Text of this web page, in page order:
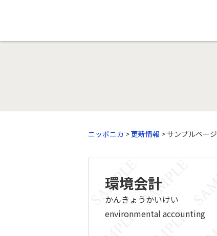
ニッポニカ >更新情報 > サンプルページ
環境会計
かんきょうかいけい
environmental accounting